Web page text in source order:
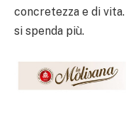
concretezza e di
si spenda più.